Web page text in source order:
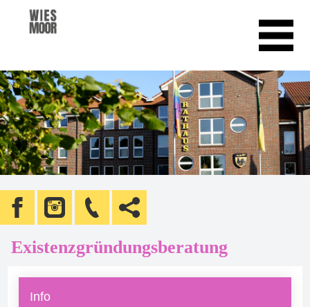
Existenzgründungsberatung
Info